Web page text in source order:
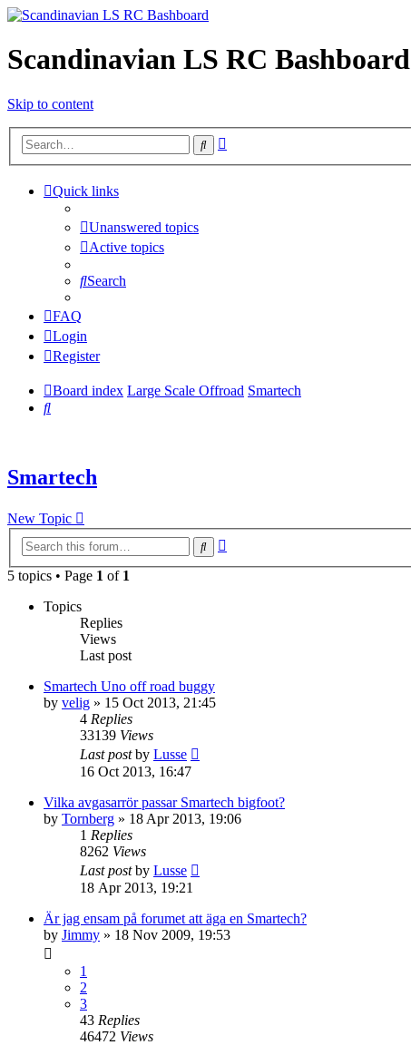
Scandinavian LS RC Bashboard
Skip to content
Search
Quick links
Unanswered topics
Active topics
Search
FAQ
Login
Register
Board index Large Scale Offroad Smartech
Search
Smartech
New Topic
Search
5 topics • Page 1 of 1
Topics
Replies
Views
Last post
Smartech Uno off road buggy
by velig » 15 Oct 2013, 21:45
4 Replies
33139 Views
Last postby Lusse
16 Oct 2013, 16:47
Vilka avgasarrör passar Smartech bigfoot?
by Tornberg » 18 Apr 2013, 19:06
1 Replies
8262 Views
Last postby Lusse
18 Apr 2013, 19:21
Är jag ensam på forumet att äga en Smartech?
by Jimmy » 18 Nov 2009, 19:53
1
2
3
43 Replies
46472 Views